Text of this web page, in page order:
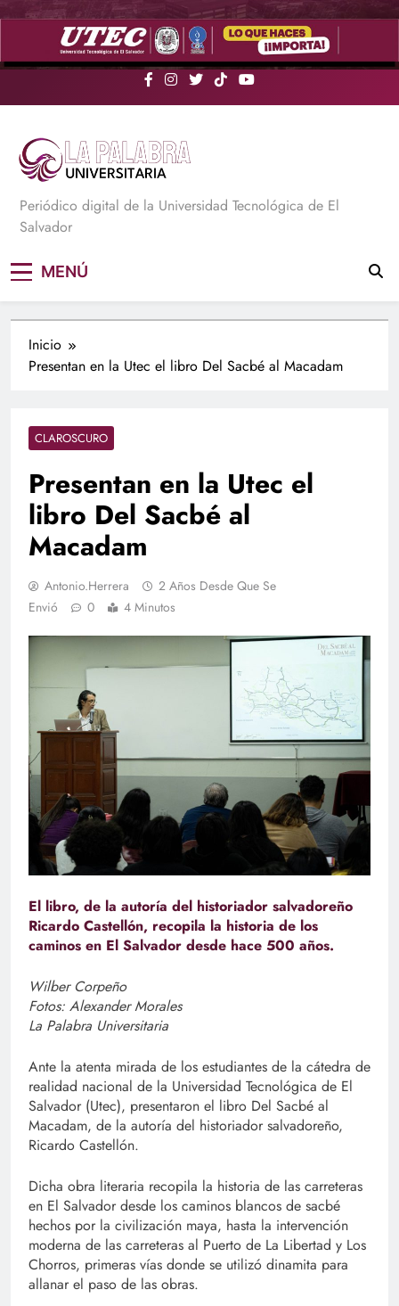
Saltar
La Palabra Universitaria
Periódico digital de la Universidad Tecnológica de El
Salvador
MENÚ
Inicio
Presentan en la Utec el libro Del Sacbé al Macadam
CLAROSCURO
Presentan en la Utec el
libro Del Sacbé al
Macadam
Antonio.herrera
2 Años Desde Que Se
Envió
0 4 Minutos
El libro, de la autoría del historiador salvadoreño
Ricardo Castellón, recopila la historia de los
caminos en El Salvador desde hace 500 años.
Wilber Corpeño
Fotos: Alexander Morales
La Palabra Universitaria
Ante la atenta mirada de los estudiantes de la cátedra de
realidad nacional de la Universidad Tecnológica de El
Salvador (Utec), presentaron el libro Del Sacbé al
Macadam, de la autoría del historiador salvadoreño,
Ricardo Castellón.
Dicha obra literaria recopila la historia de las carreteras
en El Salvador desde los caminos blancos de sacbé
hechos por la civilización maya, hasta la intervención
moderna de las carreteras al Puerto de La Libertad y Los
Chorros, primeras vías donde se utilizó dinamita para
allanar el paso de las obras.